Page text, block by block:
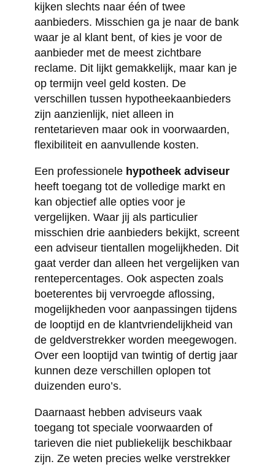
kijken slechts naar één of twee
aanbieders. Misschien ga je naar de bank
waar je al klant bent, of kies je voor de
aanbieder met de meest zichtbare
reclame. Dit lijkt gemakkelijk, maar kan je
op termijn veel geld kosten. De
verschillen tussen hypotheekaanbieders
zijn aanzienlijk, niet alleen in
rentetarieven maar ook in voorwaarden,
flexibiliteit en aanvullende kosten.
Een professionele hypotheek adviseur
heeft toegang tot de volledige markt en
kan objectief alle opties voor je
vergelijken. Waar jij als particulier
misschien drie aanbieders bekijkt, screent
een adviseur tientallen mogelijkheden. Dit
gaat verder dan alleen het vergelijken van
rentepercentages. Ook aspecten zoals
boeterentes bij vervroegde aflossing,
mogelijkheden voor aanpassingen tijdens
de looptijd en de klantvriendelijkheid van
de geldverstrekker worden meegewogen.
Over een looptijd van twintig of dertig jaar
kunnen deze verschillen oplopen tot
duizenden euro’s.
Daarnaast hebben adviseurs vaak
toegang tot speciale voorwaarden of
tarieven die niet publiekelijk beschikbaar
zijn. Ze weten precies welke verstrekker